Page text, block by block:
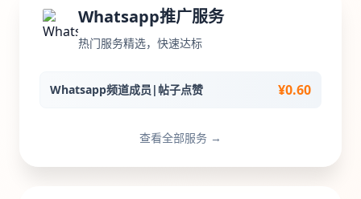
Whatsapp推广服务
热门服务精选，快速达标
Whatsapp频道成员|帖子点赞 ¥0.60
查看全部服务 →